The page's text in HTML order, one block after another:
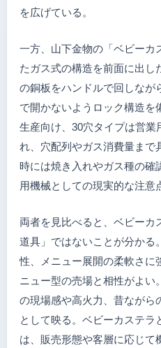
を広げている。
一方、山下金物の「ベビーカ
たガス式の構造を前面に出し
の銅板をハンドルで回しなが
で開かないようロック構造を
生産向け、30穴タイプは営業
れ、穴配列やガス消費量まで
時には焼き入れやガス種の確
用機械としての現実的な注意
両者を見比べると、ベビーカ
道具」ではないことが分かる
性、メニュー展開の柔軟さに
ニュー型の売場と相性がよい
の現場感や高火力、昔ながら
として映る。ベビーカステラ
は、販売形態や客層に応じて